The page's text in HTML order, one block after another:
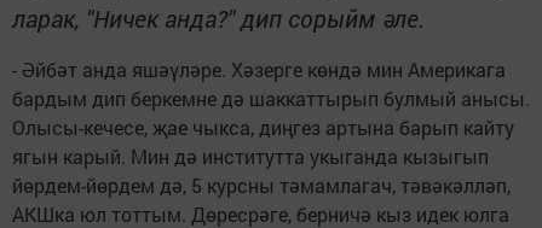
ла­рак, "Ни­чек ан­да?" дип со­рыйм әле.
- Әй­бәт ан­да яшә­ү­лә­ре. Хә­зер­ге көн­дә мин Аме­ри­ка­га
бар­дым дип бер­кем­не дә шак­кат­ты­рып бул­мый аны­сы.
Олы­сы-ке­че­се, җае чык­са, диң­гез ар­ты­на ба­рып кай­ту
ягын ка­рый. Мин дә ин­с­ти­тут­та укы­ган­да кы­зы­гып
йөр­дем-йөр­дем дә, 5 курс­ны тә­мам­ла­гач, тә­вә­кәл­ләп,
АКШ­ка юл тот­тым. Дө­рес­рә­ге, бер­ни­чә кыз идек юл­га